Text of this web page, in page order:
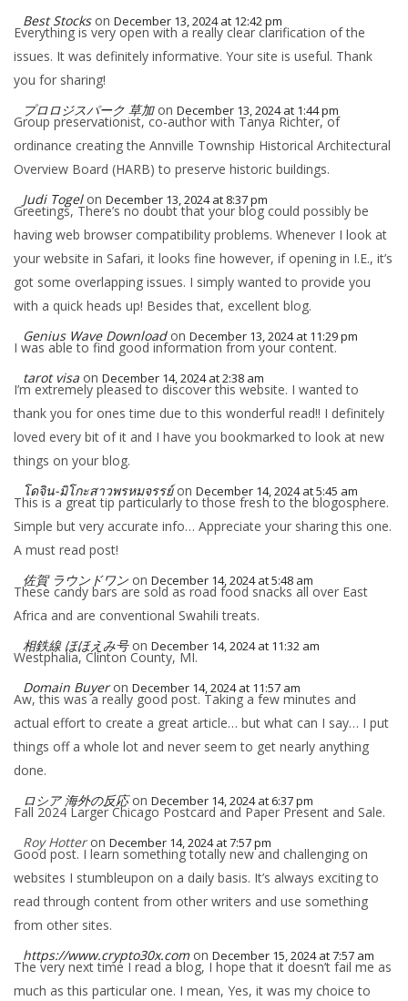
Best Stocks on December 13, 2024 at 12:42 pm
Everything is very open with a really clear clarification of the
issues. It was definitely informative. Your site is useful. Thank
you for sharing!
プロロジスパーク 草加 on December 13, 2024 at 1:44 pm
Group preservationist, co-author with Tanya Richter, of
ordinance creating the Annville Township Historical Architectural
Overview Board (HARB) to preserve historic buildings.
Judi Togel on December 13, 2024 at 8:37 pm
Greetings, There’s no doubt that your blog could possibly be
having web browser compatibility problems. Whenever I look at
your website in Safari, it looks fine however, if opening in I.E., it’s
got some overlapping issues. I simply wanted to provide you
with a quick heads up! Besides that, excellent blog.
Genius Wave Download on December 13, 2024 at 11:29 pm
I was able to find good information from your content.
tarot visa on December 14, 2024 at 2:38 am
I’m extremely pleased to discover this website. I wanted to
thank you for ones time due to this wonderful read!! I definitely
loved every bit of it and I have you bookmarked to look at new
things on your blog.
โดจิน-มิโกะสาวพรหมจรรย์ on December 14, 2024 at 5:45 am
This is a great tip particularly to those fresh to the blogosphere.
Simple but very accurate info… Appreciate your sharing this one.
A must read post!
佐賀 ラウンドワン on December 14, 2024 at 5:48 am
These candy bars are sold as road food snacks all over East
Africa and are conventional Swahili treats.
相鉄線 ほほえみ号 on December 14, 2024 at 11:32 am
Westphalia, Clinton County, MI.
Domain Buyer on December 14, 2024 at 11:57 am
Aw, this was a really good post. Taking a few minutes and
actual effort to create a great article… but what can I say… I put
things off a whole lot and never seem to get nearly anything
done.
ロシア 海外の反応 on December 14, 2024 at 6:37 pm
Fall 2024 Larger Chicago Postcard and Paper Present and Sale.
Roy Hotter on December 14, 2024 at 7:57 pm
Good post. I learn something totally new and challenging on
websites I stumbleupon on a daily basis. It’s always exciting to
read through content from other writers and use something
from other sites.
https://www.crypto30x.com on December 15, 2024 at 7:57 am
The very next time I read a blog, I hope that it doesn’t fail me as
much as this particular one. I mean, Yes, it was my choice to